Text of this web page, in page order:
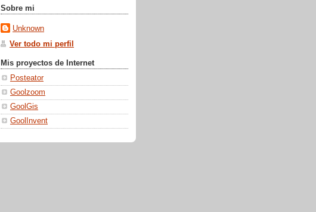
Sobre mi
Unknown
Ver todo mi perfil
Mis proyectos de Internet
Posteator
Goolzoom
GoolGis
GoolInvent